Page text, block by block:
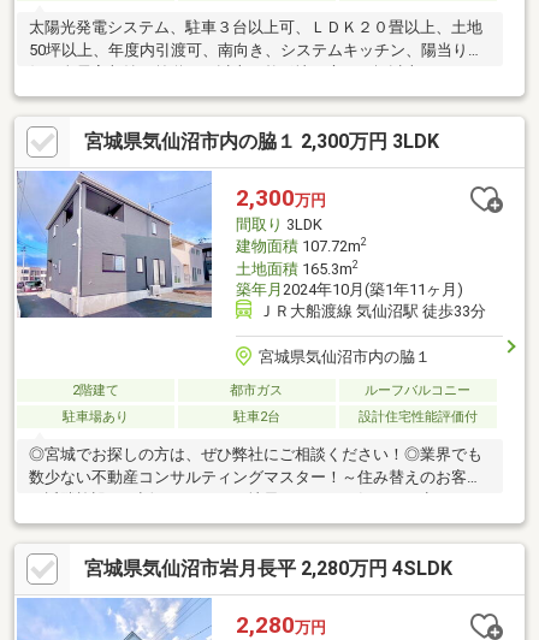
太陽光発電システム、駐車３台以上可、ＬＤＫ２０畳以上、土地
50坪以上、年度内引渡可、南向き、システムキッチン、陽当り良
ー付洗面化粧台、対面式キッチン、バリアフリー、トイレ２ヶ
所、浴室１坪以上、南面バルコニー、ＴＶモニタ付インターホ
ン、前面棟無、通風良好、全居室フローリング、ウッドデッキ、
パントリー（食器・食品の収納庫）、ウォークインクローゼッ
ト、全居室６畳以上、ＩＨクッキングヒーター、シューズインク
ローク、オール電化
宮城県気仙沼市内の脇１ 2,300万円 3LDK
2,300万円
間取り 3LDK
建物面積107.72m2
土地面積165.3m2
築年月 2024年10月(築1年11ヶ月)
ＪＲ大船渡線 気仙沼駅 徒歩33分
宮城県気仙沼市内の脇１
2階建て 都市ガス
ルーフバルコニー
駐車場あり
駐車2台 設計住宅性能評価付
◎宮城でお探しの方は、ぜひ弊社にご相談ください！◎業界でも
数少ない不動産コンサルティングマスター！～住み替えのお客様
同じ目線でご相談に乗ります！●性能評価物件●制振装置搭載住宅
●フラット３５S利用可（金利Aプラン）分譲数日本１の飯田グル
ープ施工の確かな品質の住宅です
宮城県気仙沼市岩月長平 2,280万円 4SLDK
2,280万円